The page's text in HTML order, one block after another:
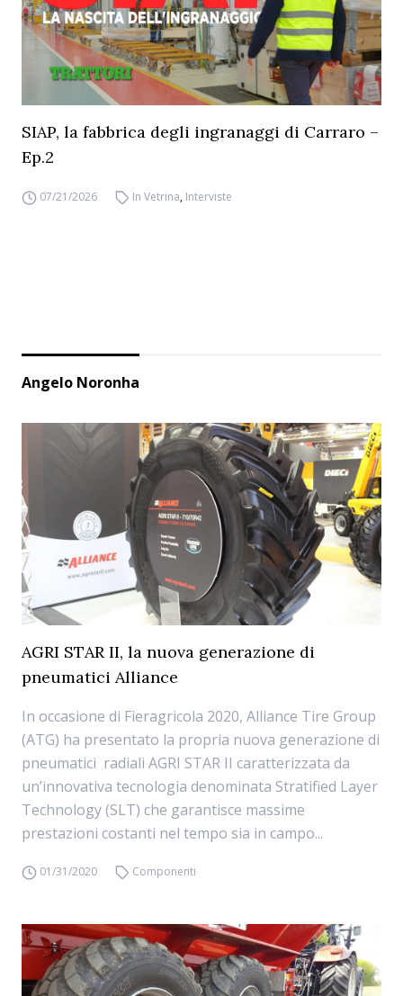
SIAP, la fabbrica degli ingranaggi di Carraro –
Ep.2
07/21/2026 In Vetrina, Interviste
Angelo Noronha
AGRI STAR II, la nuova generazione di
pneumatici Alliance
In occasione di Fieragricola 2020, Alliance Tire Group
(ATG) ha presentato la propria nuova generazione di
pneumatici radiali AGRI STAR II caratterizzata da
un’innovativa tecnologia denominata Stratified Layer
Technology (SLT) che garantisce massime
prestazioni costanti nel tempo sia in campo...
01/31/2020 Componenti